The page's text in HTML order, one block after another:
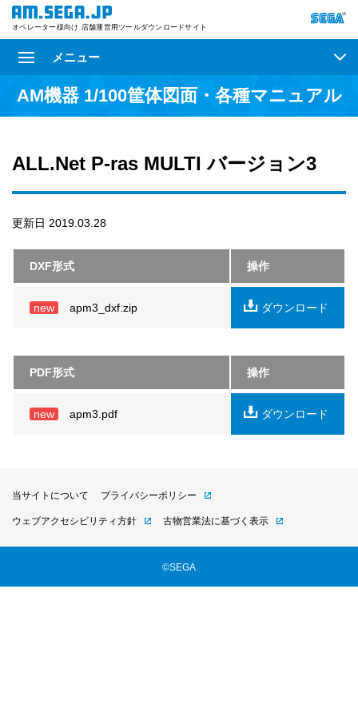
オペレーター様向け 店舗運営用ツールダウンロードサイト
メニュー
AM機器 1/100筐体図面・各種マニュアル
ALL.Net P-ras MULTI バージョン3
更新日 2019.03.28
DXF形式 操作
new apm3_dxf.zip ダウンロード
PDF形式 操作
new apm3.pdf ダウンロード
当サイトについて プライバシーポリシー
ウェブアクセシビリティ方針 古物営業法に基づく表示
©SEGA